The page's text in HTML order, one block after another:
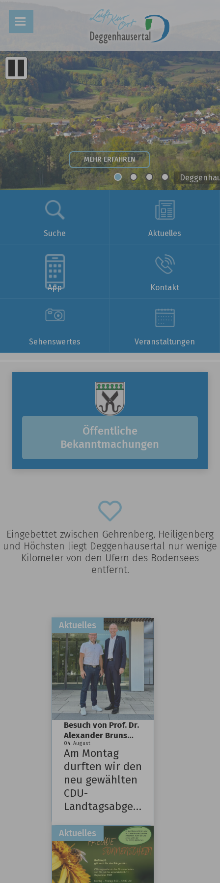
MEHR ERFAHREN
Suche Aktuelles
App Kontakt
Sehenswertes Veranstaltungen
Öffentliche
Bekanntmachungen
Eingebettet zwischen Gehrenberg, Heiligenberg
und Höchsten liegt Deggenhausertal nur wenige
Kilometer von den Ufern des Bodensees
entfernt.
Besuch von Prof. Dr.
Alexander Bruns
(MdL) in
Deggenhausertal
04. August
Am Montag
durften wir den
neu gewählten
CDU-
Landtagsabgeordneten
Alexander
Bruns zu
seinem
Antrittsbesuch